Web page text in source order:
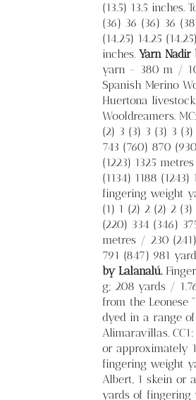
(13.5) 13.5
(36) 36 (36) 36
(14.25) 14.25
inches. Yarn Nadir
yarn - 380 m /
Spanish Merino
Huertona
Wooldreamers.
(2) 3 (3) 3 (3) 3
743 (760) 870
(1223) 1325
(1134) 1188 (1243)
fingering weight
(1) 1 (2) 2 (2) 2
(220) 334 (346)
metres / 230
791 (847) 981
by Lalanalú.
g; 208 yards /
from the Leonese
dyed in a range
Alimaravillas.
or approximately
fingering weight
Albert, 1 skein or
yards of